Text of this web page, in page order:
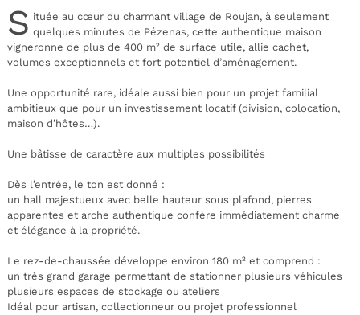
S ituée au cœur du charmant village de Roujan, à seulement
quelques minutes de Pézenas, cette authentique maison
vigneronne de plus de 400 m² de surface utile, allie cachet,
volumes exceptionnels et fort potentiel d’aménagement.
Une opportunité rare, idéale aussi bien pour un projet familial
ambitieux que pour un investissement locatif (division, colocation,
maison d’hôtes…).
Une bâtisse de caractère aux multiples possibilités
Dès l’entrée, le ton est donné :
un hall majestueux avec belle hauteur sous plafond, pierres
apparentes et arche authentique confère immédiatement charme
et élégance à la propriété.
Le rez-de-chaussée développe environ 180 m² et comprend :
un très grand garage permettant de stationner plusieurs véhicules
plusieurs espaces de stockage ou ateliers
Idéal pour artisan, collectionneur ou projet professionnel